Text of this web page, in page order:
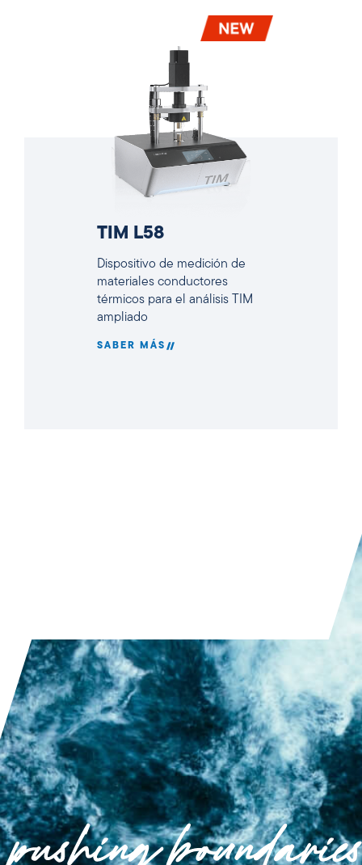
TIM L58
Dispositivo de medición de
materiales conductores
térmicos para el análisis TIM
ampliado
SABER MÁS